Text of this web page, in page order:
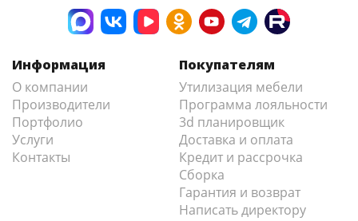
Информация
О компании
Производители
Портфолио
Услуги
Контакты
Покупателям
Утилизация мебели
Программа лояльности
3d планировщик
Доставка и оплата
Кредит и рассрочка
Сборка
Гарантия и возврат
Написать директору